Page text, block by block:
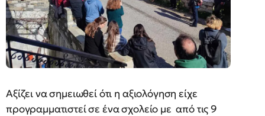
Αξίζει να σημειωθεί ότι η αξιολόγηση είχε
προγραμματιστεί σε ένα σχολείο με από τις 9